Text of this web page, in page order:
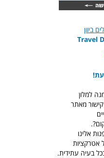
ביוון
Travel
למלון
קישור מאתר
אלינו
אטרקציות
בעיה עתידית.